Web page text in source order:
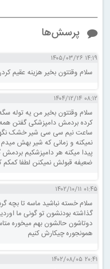
پرسش‌ها
۱۴:۱۹ ۱۴۰۵/۰۳/۲۶
سلام وقتتون بخیر هزینه عقیم
۰۸:۱۲ ۱۴۰۴/۱۲/۱۴
ساعت نیم سی سی شیر خشک
نمیکنه و زمانی که شیر بهش
ضعیفه قبولش نمیکنن لطفا
۰۱:۴۵ ۱۴۰۲/۱۰/۱۱
سلام خسته نباشید ماسه تا بچه
گذاشته بودنشون تو گونی ما
دوتاشون حالشون بهم میخوره
همونجوره چیکارش کنیم
۲۰:۴۱ ۱۴۰۲/۰۸/۰۵